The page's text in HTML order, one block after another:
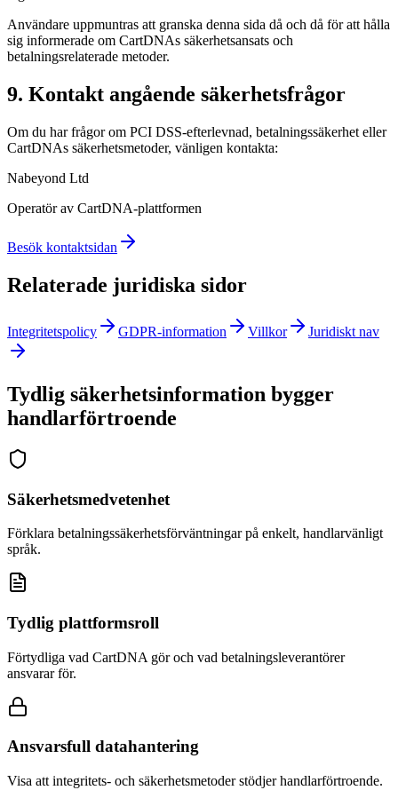
Användare uppmuntras att granska denna sida då och då för att hålla
sig informerade om CartDNAs säkerhetsansats och
betalningsrelaterade metoder.
9. Kontakt angående säkerhetsfrågor
Om du har frågor om PCI DSS-efterlevnad, betalningssäkerhet eller
CartDNAs säkerhetsmetoder, vänligen kontakta:
Nabeyond Ltd
Operatör av CartDNA-plattformen
Besök kontaktsidan
Relaterade juridiska sidor
Integritetspolicy GDPR-information Villkor Juridiskt nav
Tydlig säkerhetsinformation bygger
handlarförtroende
Säkerhetsmedvetenhet
Förklara betalningssäkerhetsförväntningar på enkelt, handlarvänligt
språk.
Tydlig plattformsroll
Förtydliga vad CartDNA gör och vad betalningsleverantörer
ansvarar för.
Ansvarsfull datahantering
Visa att integritets- och säkerhetsmetoder stödjer handlarförtroende.